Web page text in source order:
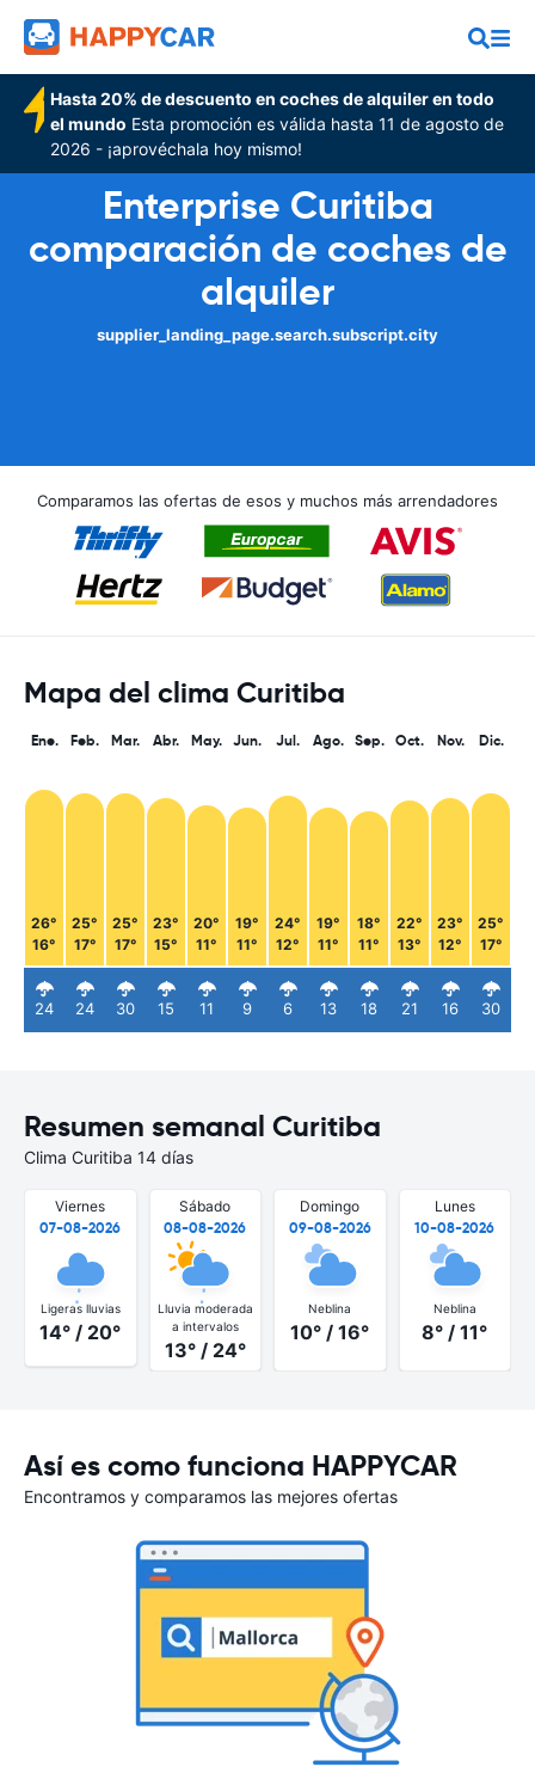
Hasta 20% de descuento en coches de alquiler en todo
el mundo Esta promoción es válida hasta 11 de agosto de
2026 - ¡aprovéchala hoy mismo!
Enterprise Curitiba
comparación de coches de
alquiler
supplier_landing_page.search.subscript.city
Comparamos las ofertas de esos y muchos más arrendadores
Mapa del clima Curitiba
Ene.
26°
16°
24
Feb.
25°
17°
24
Mar.
25°
17°
30
Abr.
23°
15°
15
May.
20°
11°
11
Jun.
19°
11°
9
Jul.
24°
12°
6
Ago.
19°
11°
13
Sep.
18°
11°
18
Oct.
22°
13°
21
Nov.
23°
12°
16
Dic.
25°
17°
30
Resumen semanal Curitiba
Clima Curitiba 14 días
Viernes
07-08-2026
Ligeras lluvias
14° / 20°
Sábado
08-08-2026
Lluvia moderada
a intervalos
13° / 24°
Domingo
09-08-2026
Neblina
10° / 16°
Lunes
10-08-2026
Neblina
8° / 11°
Así es como funciona HAPPYCAR
Encontramos y comparamos las mejores ofertas